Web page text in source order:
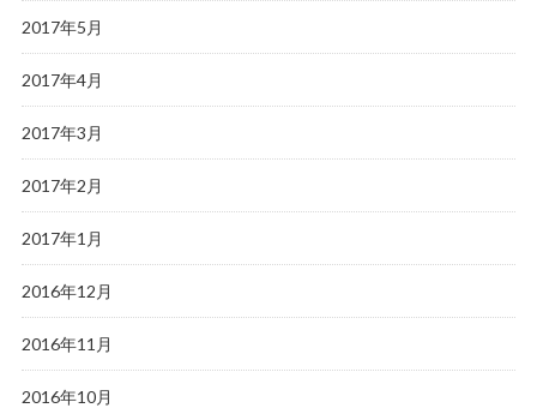
2017年5月
2017年4月
2017年3月
2017年2月
2017年1月
2016年12月
2016年11月
2016年10月